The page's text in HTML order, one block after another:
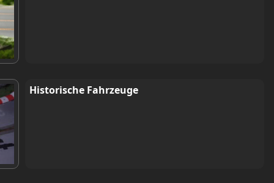
Historische Fahrzeuge